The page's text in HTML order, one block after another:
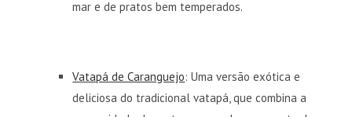
mar e de pratos bem temperados.
Vatapá de Caranguejo: Uma versão exótica e
deliciosa do tradicional vatapá, que combina a